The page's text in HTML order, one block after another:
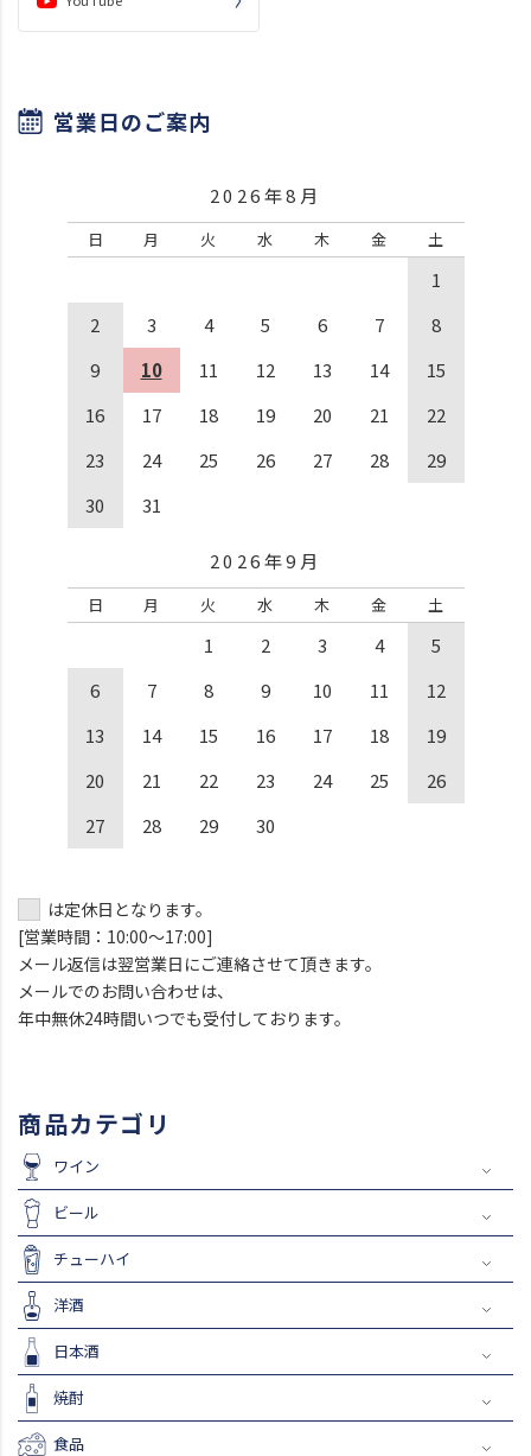
営業日のご案内
2026年8月
日 月 火 水 木 金 土
1
2
3 4 5 6 7
8
9
10 11 12 13 14
15
16
17 18 19 20 21
22
23
24 25 26 27 28
29
30
31
2026年9月
日 月 火 水 木 金 土
1 2 3 4
5
6
7 8 9 10 11
12
13
14 15 16 17 18
19
20
21 22 23 24 25
26
27
28 29 30
は定休日となります。
[営業時間：10:00～17:00]
メール返信は翌営業日にご連絡させて頂きます。
メールでのお問い合わせは、
年中無休24時間いつでも受付しております。
商品カテゴリ
ワイン
ビール
チューハイ
洋酒
日本酒
焼酎
食品